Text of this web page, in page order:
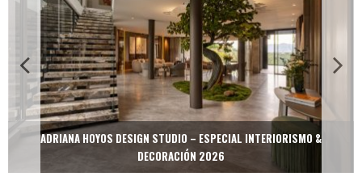
HOYOS DESIGN STUDIO – ESPECIAL INTERIORISMO &
DECORACIÓN 2026